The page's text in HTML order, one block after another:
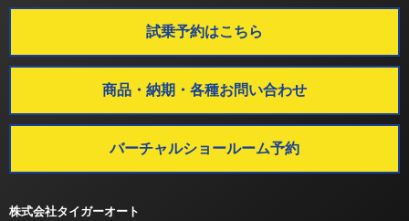
試乗予約はこちら
商品・納期・各種お問い合わせ
バーチャルショールーム予約
株式会社タイガーオート